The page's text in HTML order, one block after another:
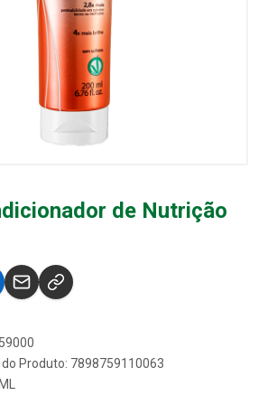
de Nutrição
Produto: 7898759110063